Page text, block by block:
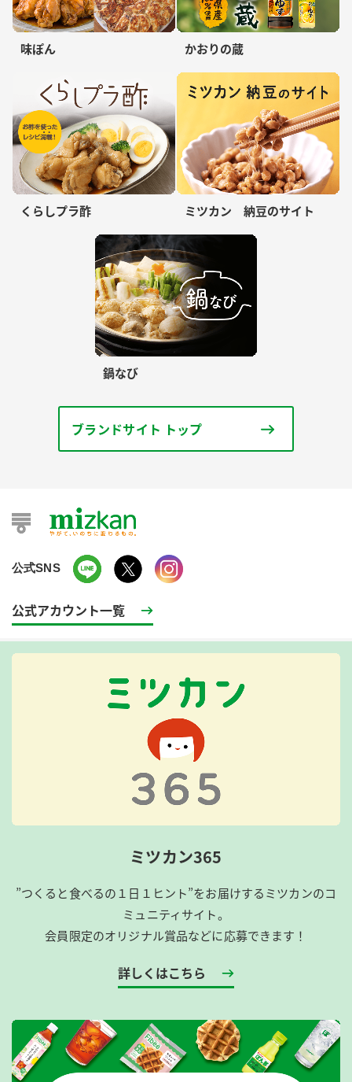
味ぽん かおりの蔵
くらしプラ酢 ミツカン 納豆のサイト
鍋なび
ブランドサイト トップ
公式SNS
公式アカウント一覧
ミツカン365
”つくると食べるの１日１ヒント”をお届けするミツカンのコ
ミュニティサイト。
会員限定のオリジナル賞品などに応募できます！
詳しくはこちら